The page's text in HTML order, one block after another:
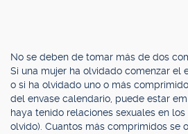
No se deben de tomar más de dos
Si una mujer ha olvidado comenzar el
o si ha olvidado uno o más
del envase calendario, puede estar
haya tenido relaciones sexuales en
olvido). Cuantos más comprimidos se